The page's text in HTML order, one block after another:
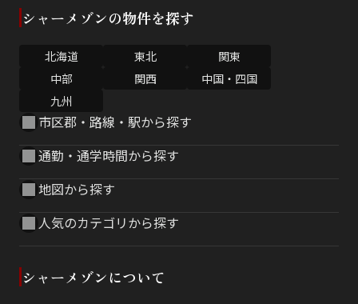
シャーメゾンの物件を探す
北海道 東北
関東
中部
関西
中国・四国
九州
市区郡・路線・駅から探す
通勤・通学時間から探す
地図から探す
人気のカテゴリから探す
シャーメゾンについて